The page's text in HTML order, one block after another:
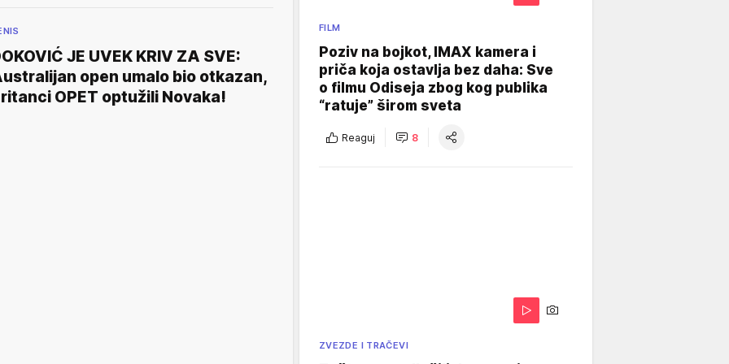
JE UVEK KRIV ZA SVE:
open umalo bio otkazan,
OPET optužili Novaka!
FILM
Poziv na bojkot, IMAX kamera i
priča koja ostavlja bez daha: Sve
o filmu Odiseja zbog kog publika
“ratuje” širom sveta
Reaguj 8
ZVEZDE I TRAČEVI